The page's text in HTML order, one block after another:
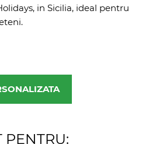
in Sicilia, ideal pentru
PENTRU: